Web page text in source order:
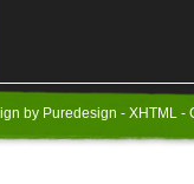
by Puredesign - XHTML -